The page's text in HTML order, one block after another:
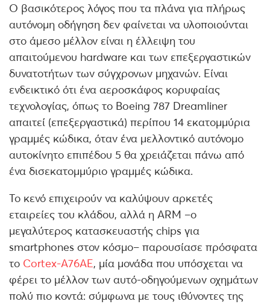
Ο βασικότερος λόγος που τα πλάνα για πλήρως
αυτόνομη οδήγηση δεν φαίνεται να υλοποιούνται
στο άμεσο μέλλον είναι η έλλειψη του
απαιτούμενου hardware και των επεξεργαστικών
δυνατοτήτων των σύγχρονων μηχανών. Είναι
ενδεικτικό ότι ένα αεροσκάφος κορυφαίας
τεχνολογίας, όπως το Boeing 787 Dreamliner
απαιτεί (επεξεργαστικά) περίπου 14 εκατομμύρια
γραμμές κώδικα, όταν ένα μελλοντικό αυτόνομο
αυτοκίνητο επιπέδου 5 θα χρειάζεται πάνω από
ένα δισεκατομμύριο γραμμές κώδικα.
Το κενό επιχειρούν να καλύψουν αρκετές
εταιρείες του κλάδου, αλλά η ARM –ο
μεγαλύτερος κατασκευαστής chips για
smartphones στον κόσμο– παρουσίασε πρόσφατα
το Cortex-A76AE, μία μονάδα που υπόσχεται να
φέρει το μέλλον των αυτό-οδηγούμενων οχημάτων
πολύ πιο κοντά: σύμφωνα με τους ιθύνοντες της